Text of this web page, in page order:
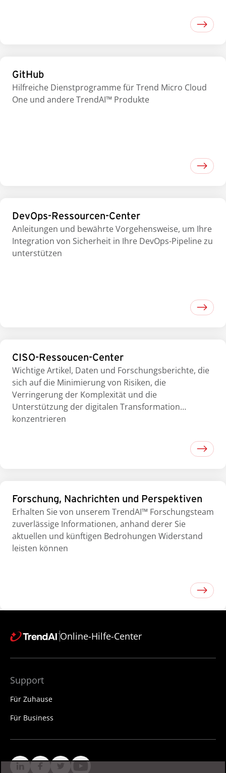
GitHub
Hilfreiche Dienstprogramme für Trend Micro Cloud
One und andere TrendAI™ Produkte
DevOps-Ressourcen-Center
Anleitungen und bewährte Vorgehensweise, um Ihre
Integration von Sicherheit in Ihre DevOps-Pipeline zu
unterstützen
CISO-Ressoucen-Center
Wichtige Artikel, Daten und Forschungsberichte, die
sich auf die Minimierung von Risiken, die
Verringerung der Komplexität und die
Unterstützung der digitalen Transformation
konzentrieren
Forschung, Nachrichten und Perspektiven
Erhalten Sie von unserem TrendAI™ Forschungsteam
zuverlässige Informationen, anhand derer Sie
aktuellen und künftigen Bedrohungen Widerstand
leisten können
Online-Hilfe-Center
Support
Für Zuhause
Für Business